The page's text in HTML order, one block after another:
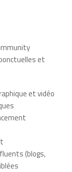
et
et vidéo
(blogs,